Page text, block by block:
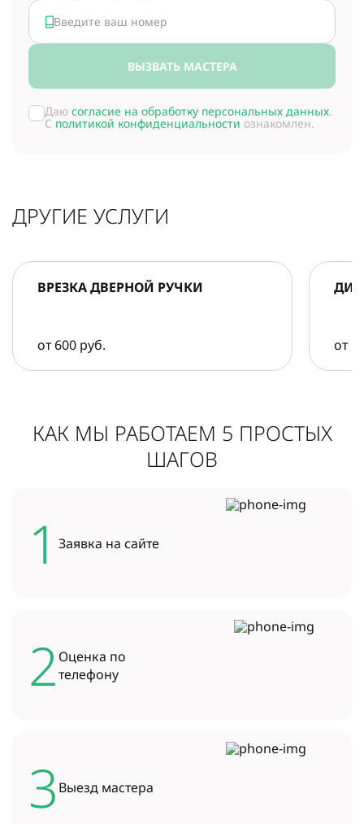
ВЫЗВАТЬ МАСТЕРА
Даю согласие на обработку персональных данных.
С политикой конфиденциальности ознакомлен.
ДРУГИЕ УСЛУГИ
ВРЕЗКА ДВЕРНОЙ РУЧКИ
от 600 руб. от
КАК МЫ РАБОТАЕМ 5 ПРОСТЫХ
ШАГОВ
1 Заявка на сайте
2 Оценка по
телефону
3 Выезд мастера